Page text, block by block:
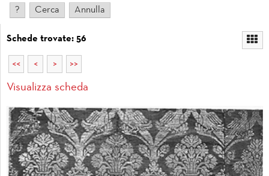
Schede trovate: 56
<< < > >>
Visualizza scheda